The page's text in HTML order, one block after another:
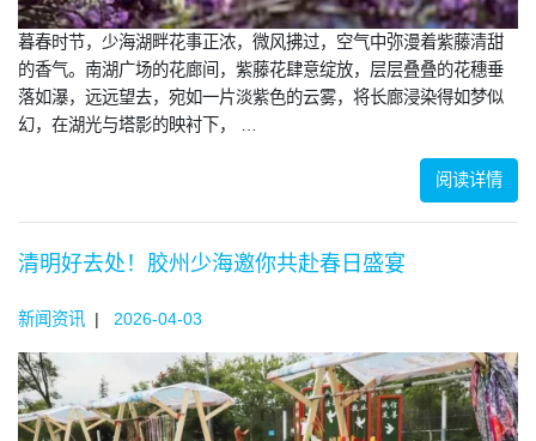
暮春时节，少海湖畔花事正浓，微风拂过，空气中弥漫着紫藤清甜
的香气。南湖广场的花廊间，紫藤花肆意绽放，层层叠叠的花穗垂
落如瀑，远远望去，宛如一片淡紫色的云雾，将长廊浸染得如梦似
幻，在湖光与塔影的映衬下， …
阅读详情
清明好去处！胶州少海邀你共赴春日盛宴
新闻资讯 | 2026-04-03